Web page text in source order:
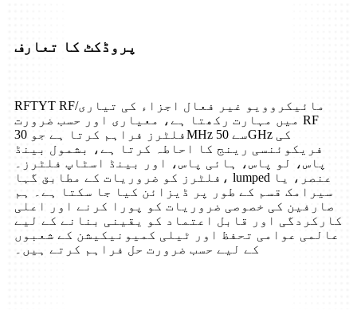
پروڈکٹ کا تعارف
RFTYT RF/مائیکروویو غیر فعال اجزاء کی تیاری
میں مہارت رکھتا ہے، معیاری اور حسب ضرورت RF
فلٹرز فراہم کرتا ہے جو 30MHz سے 50GHz کی
فریکوئنسی رینج کا احاطہ کرتا ہے، بشمول بینڈ
پاس، لو پاس، ہائی پاس، اور بینڈ اسٹاپ فلٹرز۔
فلٹرز کو ضروریات کے مطابق گہا، lumped عنصر، یا
سیرامک ​​قسم کے طور پر ڈیزائن کیا جا سکتا ہے۔ ہم
صارفین کی خصوصی ضروریات کو پورا کرنے اور اعلی
کارکردگی اور قابل اعتماد کو یقینی بنانے کے لیے
عالمی عوامی تحفظ اور ٹیلی کمیونیکیشن کے شعبوں
کے لیے حسب ضرورت حل فراہم کرتے ہیں۔